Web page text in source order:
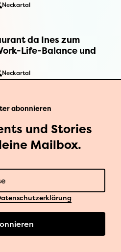
Neckartal
da Ines zum
Life-Balance und
Neckartal
abonnieren
und Stories
Mailbox.